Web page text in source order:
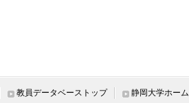
教員データベーストップ 静岡大学ホーム